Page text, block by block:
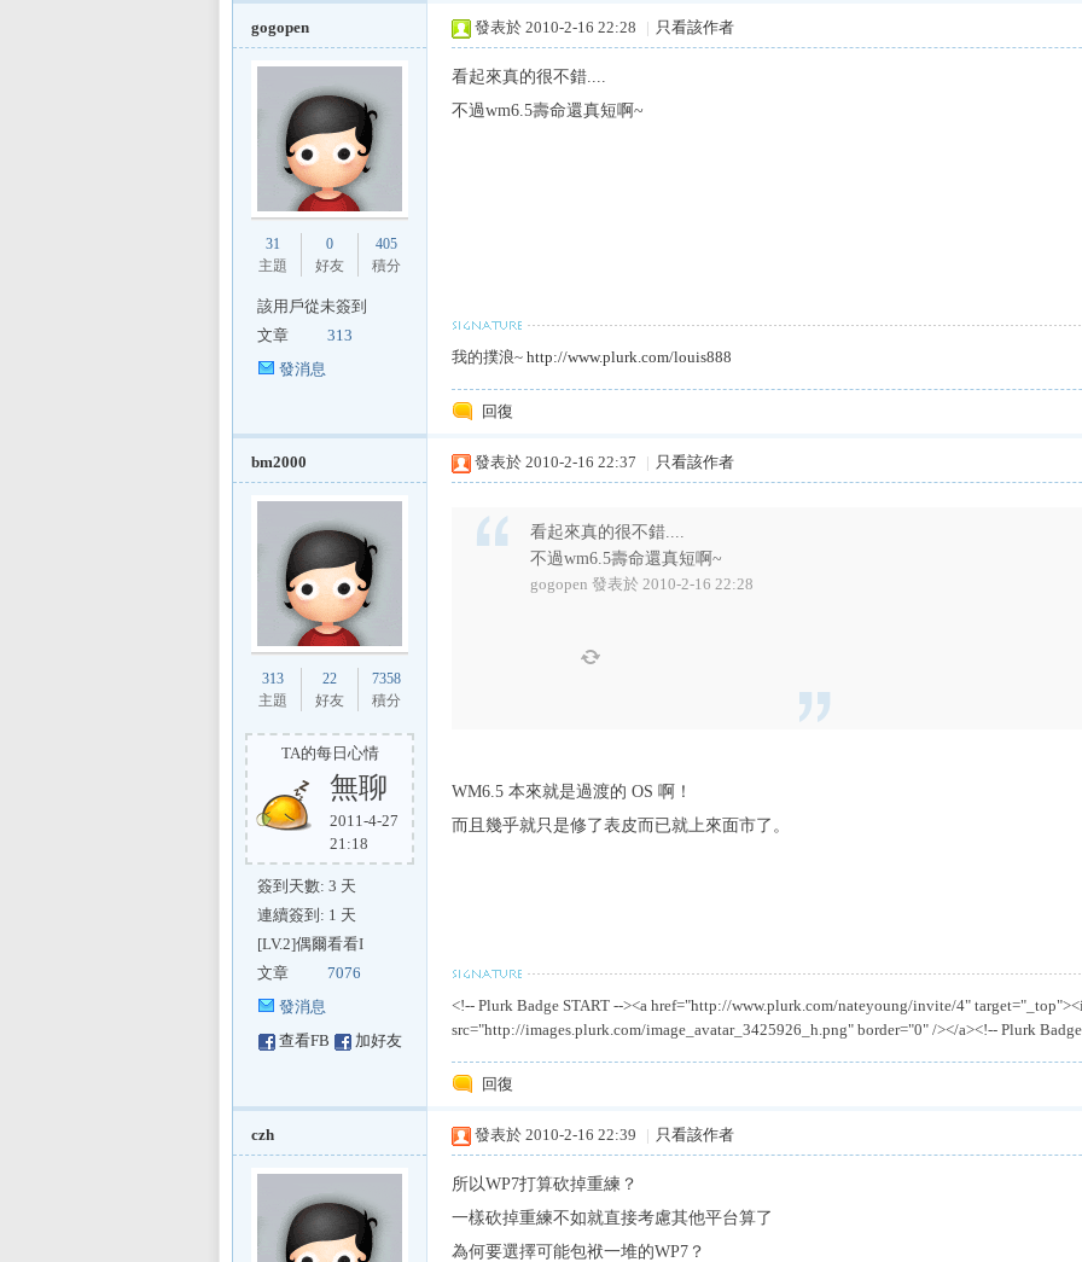
gogopen
31
主題
0
好友
405
積分
該用戶從未簽到
文章
313
發消息
發表於 2010-2-16 22:28 | 只看該作者
看起來真的很不錯....
不過wm6.5壽命還真短啊~
我的撲浪~ http://www.plurk.com/louis888
回復
bm2000
313
主題
22
好友
7358
積分
TA的每日心情
無聊
2011-4-27
21:18
簽到天數: 3 天
連續簽到: 1 天
[LV.2]偶爾看看I
文章
7076
發消息
查看FB
加好友
發表於 2010-2-16 22:37 | 只看該作者
看起來真的很不錯....
不過wm6.5壽命還真短啊~
gogopen 發表於 2010-2-16 22:28
WM6.5 本來就是過渡的 OS 啊！
而且幾乎就只是修了表皮而已就上來面市了。
<!-- Plurk Badge START --><a href="http://www.plurk.com/nateyoung/invite/4"
src="http://images.plurk.com/image_avatar_3425926_h.png" border="0" /></a><!-- Plurk
回復
czh 發表於 2010-2-16 22:39 | 只看該作者
所以WP7打算砍掉重練？
一樣砍掉重練不如就直接考慮其他平台算了
為何要選擇可能包袱一堆的WP7？